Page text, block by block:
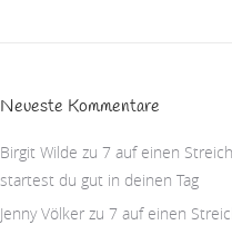
Neueste Kommentare
Birgit Wilde zu 7 auf einen
startest du gut in deinen Tag
Jenny Völker zu 7 auf einen